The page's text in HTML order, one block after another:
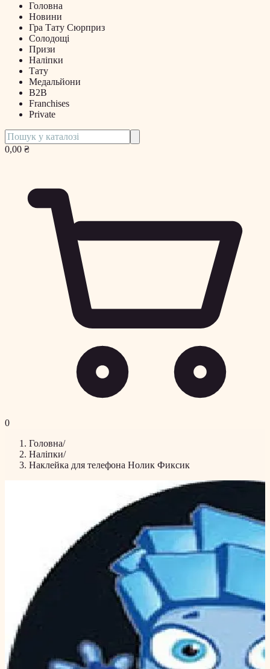
Головна
Новини
Гра Тату Сюрприз
Солодощі
Призи
Наліпки
Тату
Медальйони
B2B
Franchises
Private
0,00 ₴
0
Головна/
Наліпки/
Наклейка для телефона Нолик Фиксик